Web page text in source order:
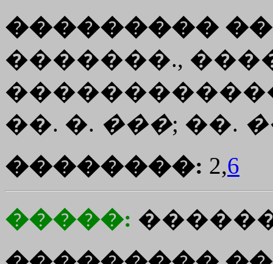
���������
�������.,
��. �. ���; ��.
��������: 2,6
�����: